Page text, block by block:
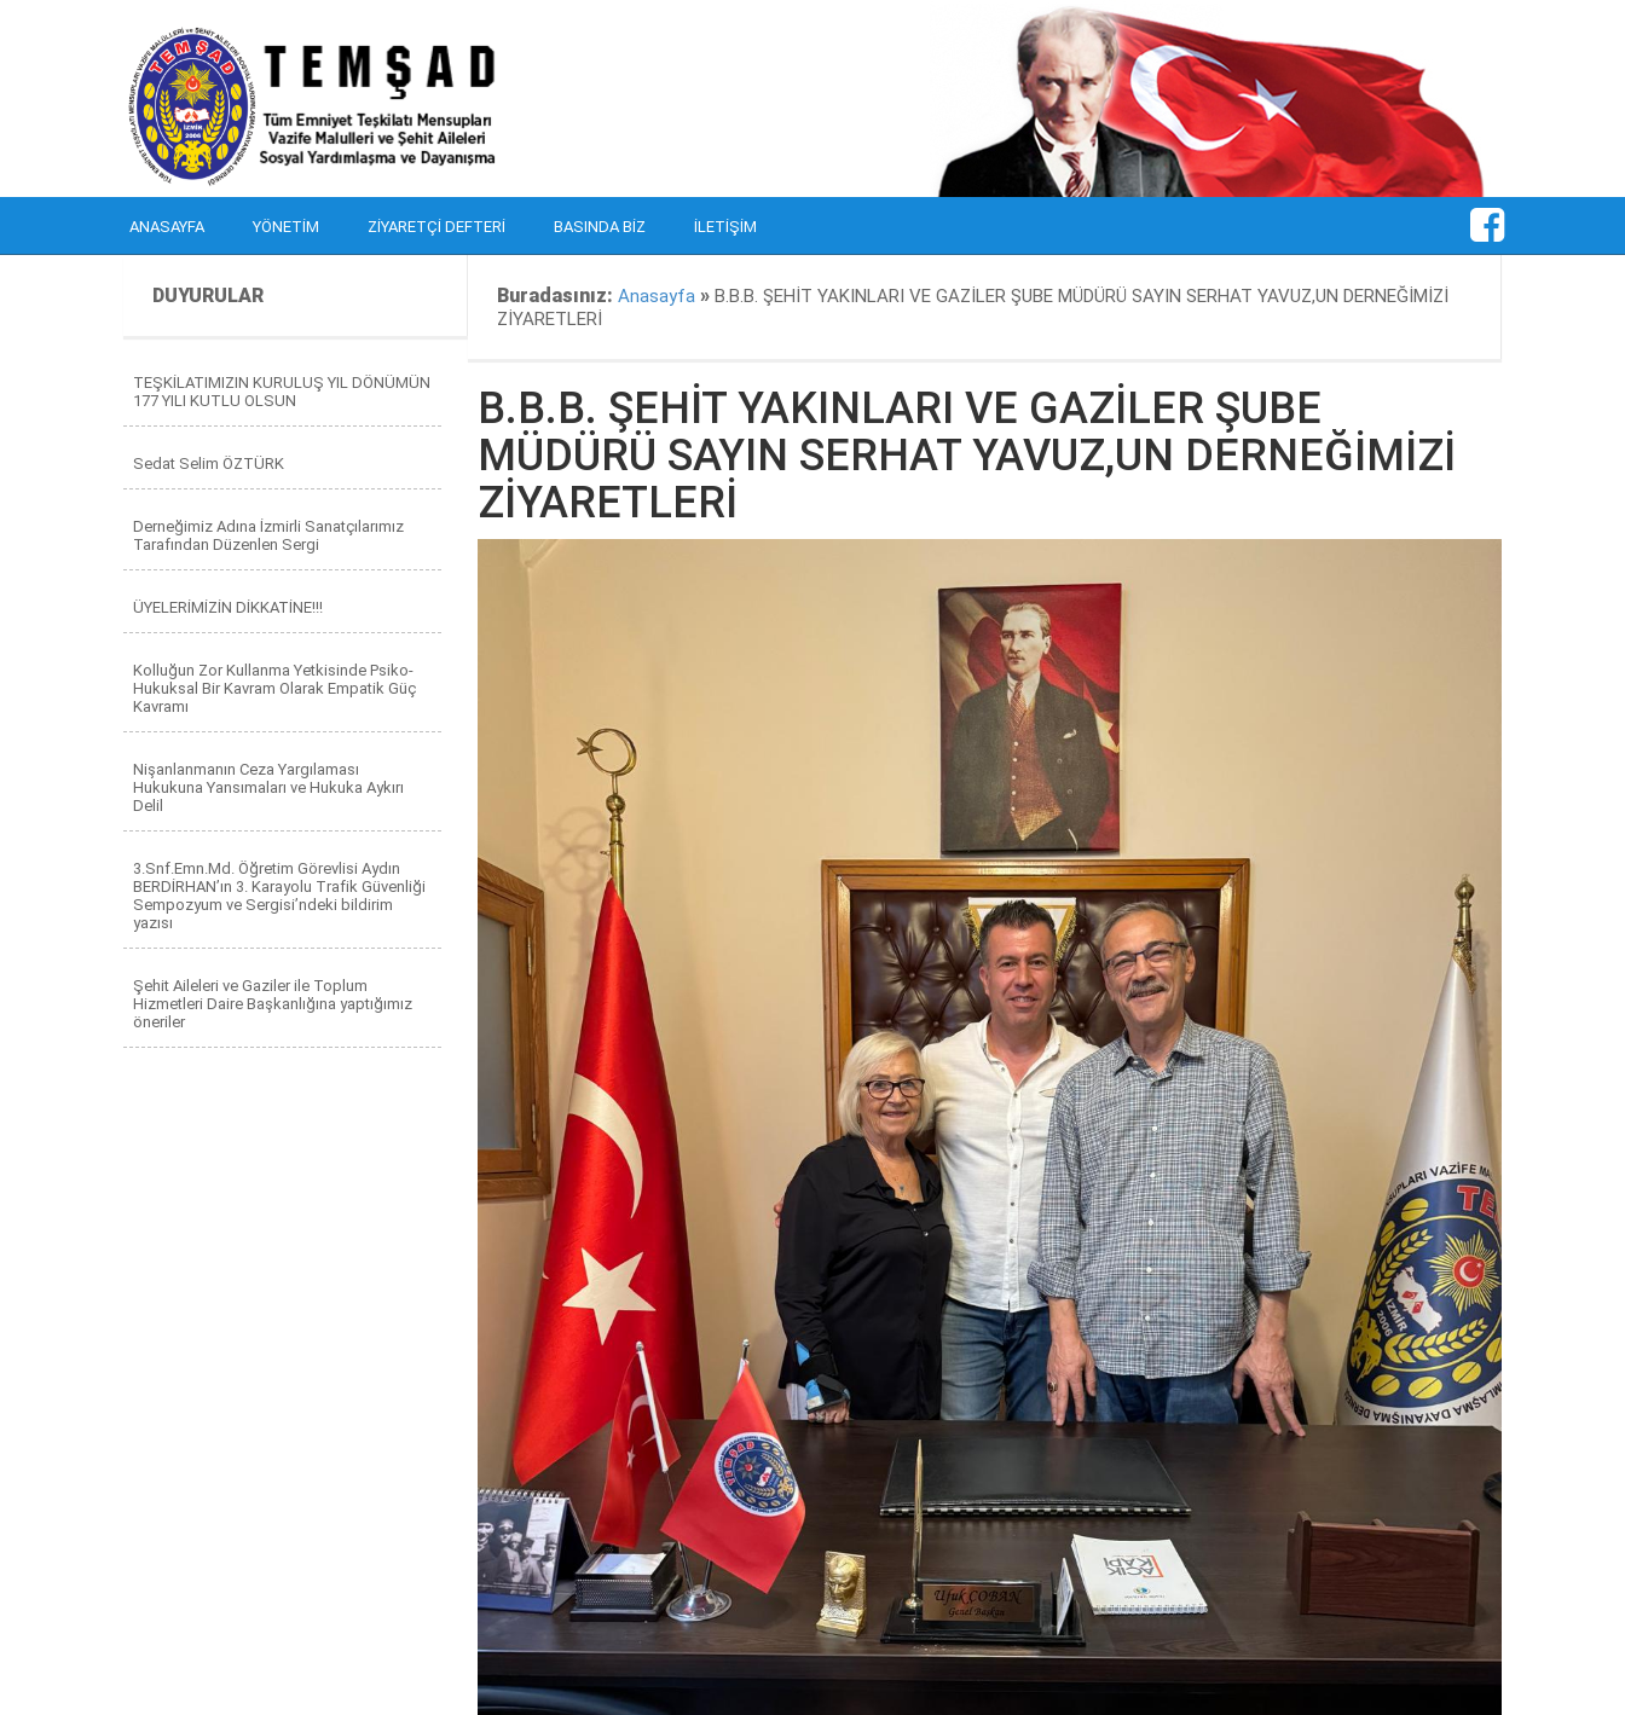
ANASAYFA YÖNETIM ZIYARETÇI DEFTERI BASINDA BIZ İLETIŞIM
DUYURULAR Buradasınız: Anasayfa » B.B.B. ŞEHİT YAKINLARI VE GAZİLER ŞUBE MÜDÜRÜ SAYIN SERHAT YAVUZ,UN DERNEĞİMİZİ
ZİYARETLERİ
TEŞKİLATIMIZIN KURULUŞ YIL DÖNÜMÜN
177 YILI KUTLU OLSUN
Sedat Selim ÖZTÜRK
Derneğimiz Adına İzmirli Sanatçılarımız
Tarafından Düzenlen Sergi
ÜYELERİMİZİN DİKKATİNE!!!
Kolluğun Zor Kullanma Yetkisinde Psiko-
Hukuksal Bir Kavram Olarak Empatik Güç
Kavramı
Nişanlanmanın Ceza Yargılaması
Hukukuna Yansımaları ve Hukuka Aykırı
Delil
3.Snf.Emn.Md. Öğretim Görevlisi Aydın
BERDİRHAN’ın 3. Karayolu Trafik Güvenliği
Sempozyum ve Sergisi’ndeki bildirim
yazısı
Şehit Aileleri ve Gaziler ile Toplum
Hizmetleri Daire Başkanlığına yaptığımız
öneriler
B.B.B. ŞEHİT YAKINLARI VE GAZİLER ŞUBE
MÜDÜRÜ SAYIN SERHAT YAVUZ,UN DERNEĞİMİZİ
ZİYARETLERİ